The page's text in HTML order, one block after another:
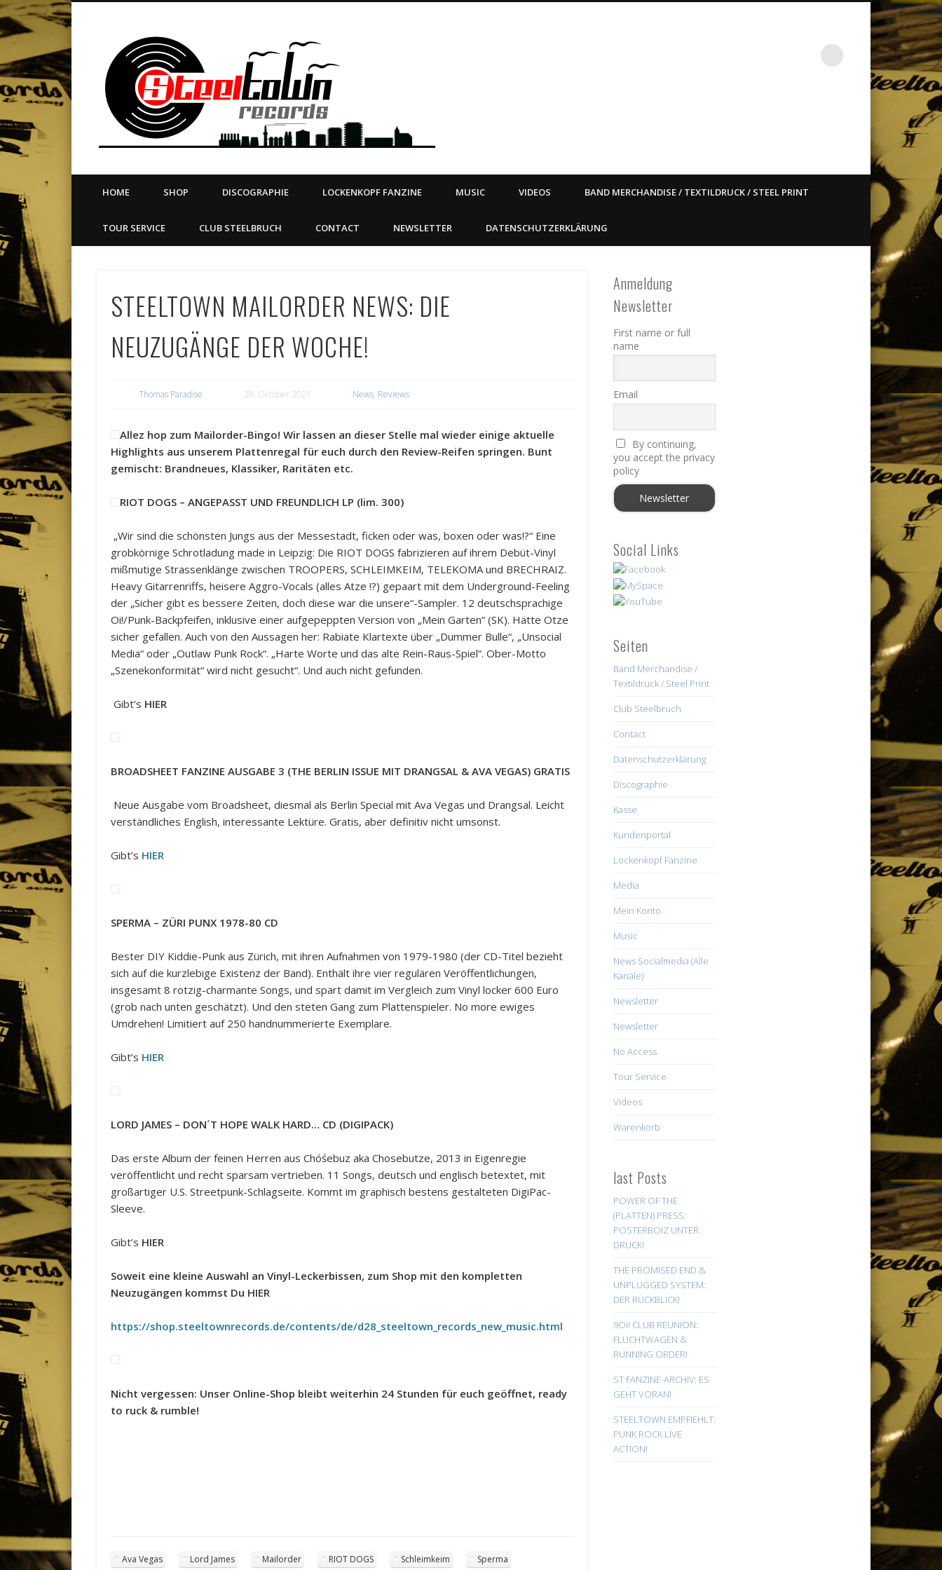
Steeltown Records – East ain`t dead so straight
LABEL | MERCH | PRINT | DIY | FANZINE | TOURSERVICE | BOOKING
VimeoDribble LinkedIn
HOME SHOP DISCOGRAPHIE LOCKENKOPF FANZINE MUSIC VIDEOS BAND MERCHANDISE / TEXTILDRUCK / STEEL PRINT
TOUR SERVICE CLUB STEELBRUCH CONTACT NEWSLETTER DATENSCHUTZERKLÄRUNG
STEELTOWN MAILORDER NEWS: DIE
NEUZUGÄNGE DER WOCHE!
Thomas Paradise 29. Oktober 2021 News, Reviews
Allez hop zum Mailorder-Bingo! Wir lassen an dieser Stelle mal wieder einige aktuelle
Highlights aus unserem Plattenregal für euch durch den Review-Reifen springen. Bunt
gemischt: Brandneues, Klassiker, Raritäten etc.
RIOT DOGS – ANGEPASST UND FREUNDLICH LP (lim. 300)
„Wir sind die schönsten Jungs aus der Messestadt, ficken oder was, boxen oder was!?“ Eine
grobkörnige Schrotladung made in Leipzig: Die RIOT DOGS fabrizieren auf ihrem Debüt-Vinyl
mißmutige Strassenklänge zwischen TROOPERS, SCHLEIMKEIM, TELEKOMA und BRECHRAIZ.
Heavy Gitarrenriffs, heisere Aggro-Vocals (alles Atze !?) gepaart mit dem Underground-Feeling
der „Sicher gibt es bessere Zeiten, doch diese war die unsere“-Sampler. 12 deutschsprachige
Oi!/Punk-Backpfeifen, inklusive einer aufgepeppten Version von „Mein Garten“ (SK). Hätte Otze
sicher gefallen. Auch von den Aussagen her: Rabiate Klartexte über „Dummer Bulle“, „Unsocial
Media“ oder „Outlaw Punk Rock“. „Harte Worte und das alte Rein-Raus-Spiel“. Ober-Motto
„Szenekonformität“ wird nicht gesucht“. Und auch nicht gefunden.
Gibt’s HIER
BROADSHEET FANZINE AUSGABE 3 (THE BERLIN ISSUE MIT DRANGSAL & AVA VEGAS) GRATIS
Neue Ausgabe vom Broadsheet, diesmal als Berlin Special mit Ava Vegas und Drangsal. Leicht
verständliches English, interessante Lektüre. Gratis, aber definitiv nicht umsonst.
Gibt’s HIER
SPERMA – ZÜRI PUNX 1978-80 CD
Bester DIY Kiddie-Punk aus Zürich, mit ihren Aufnahmen von 1979-1980 (der CD-Titel bezieht
sich auf die kurzlebige Existenz der Band). Enthält ihre vier regulären Veröffentlichungen,
insgesamt 8 rotzig-charmante Songs, und spart damit im Vergleich zum Vinyl locker 600 Euro
(grob nach unten geschätzt). Und den steten Gang zum Plattenspieler. No more ewiges
Umdrehen! Limitiert auf 250 handnummerierte Exemplare.
Gibt’s HIER
LORD JAMES – DON´T HOPE WALK HARD… CD (DIGIPACK)
Das erste Album der feinen Herren aus Chóśebuz aka Chosebutze, 2013 in Eigenregie
veröffentlicht und recht sparsam vertrieben. 11 Songs, deutsch und englisch betextet, mit
großartiger U.S. Streetpunk-Schlagseite. Kommt im graphisch bestens gestalteten DigiPac-
Sleeve.
Gibt’s HIER
Soweit eine kleine Auswahl an Vinyl-Leckerbissen, zum Shop mit den kompletten
Neuzugängen kommst Du HIER
https://shop.steeltownrecords.de/contents/de/d28_steeltown_records_new_music.html
Nicht vergessen: Unser Online-Shop bleibt weiterhin 24 Stunden für euch geöffnet, ready
to ruck & rumble!
Ava Vegas Lord James Mailorder RIOT DOGS Schleimkeim Sperma
Anmeldung
Newsletter
First name or full
name
Email
By continuing,
you accept the privacy
policy
Social Links
Seiten
Band Merchandise /
Textildruck / Steel Print
Club Steelbruch
Contact
Datenschutzerklärung
Discographie
Kasse
Kundenportal
Lockenkopf Fanzine
Media
Mein Konto
Music
News Socialmedia (Alle
Kanäle)
Newsletter
Newsletter
No Access
Tour Service
Videos
Warenkorb
last Posts
POWER OF THE
(PLATTEN) PRESS:
POSTERBOIZ UNTER
DRUCK!
THE PROMISED END &
UNPLUGGED SYSTEM:
DER RÜCKBLICK!
9Oi! CLUB REUNION:
FLUCHTWAGEN &
RUNNING ORDER!
ST FANZINE-ARCHIV: ES
GEHT VORAN!
STEELTOWN EMPFIEHLT:
PUNK ROCK LIVE
ACTION!